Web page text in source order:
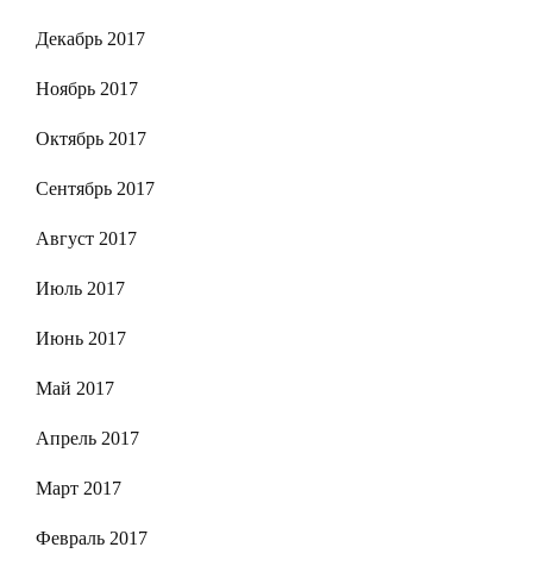
Декабрь 2017
Ноябрь 2017
Октябрь 2017
Сентябрь 2017
Август 2017
Июль 2017
Июнь 2017
Май 2017
Апрель 2017
Март 2017
Февраль 2017